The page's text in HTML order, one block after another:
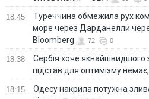
18:45
Туреччина обмежила рух
море через Дарданелли
Bloomberg
72 0
18:38
Сербія хоче якнайшвидшого
підстав для оптимізму
18:15
Одесу накрила потужна